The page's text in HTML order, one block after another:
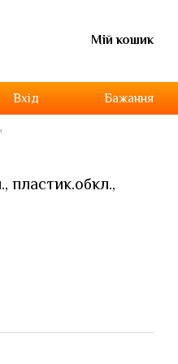
Мій кошик
Вхід Бажання
пластик.обкл.,